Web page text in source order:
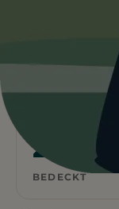
4
BEWERTUNG
23
BEDECKT